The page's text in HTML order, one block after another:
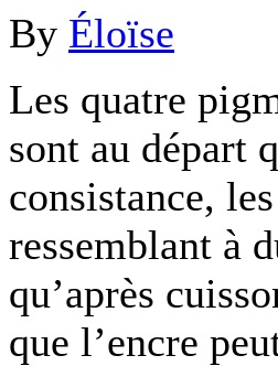
By Éloïse
Les quatre
sont au départ
consistance,
ressemblant à
qu’après
que l’encre